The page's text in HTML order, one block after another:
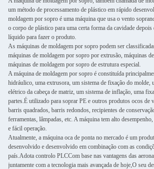
um método de processamento de plástico em rápido
moldagem por sopro é uma máquina que usa o vento
o corpo de plástico para uma certa forma da cavidade
líquido para fazer o produto.
As máquinas de moldagem por sopro podem ser
máquinas de moldagem por sopro por extrusão, máquinas
máquinas de moldagem por sopro de estrutura especial.
A máquina de moldagem por sopro é constituída
hidráulico, uma extrusora, um sistema de fixação do molde,
elétrico da cabeça de matriz, um sistema de inflação, uma
partes.É utilizado para soprar PE e outros produtos ocos de
barris quadrados, barris redondos, recipientes de
ferramentas, lâmpadas, etc. A máquina tem alto
e fácil operação.
Atualmente, a máquina oca de ponta no mercado é um
desenvolvido e desenvolvido em combinação com as
país.Adota controlo PLCCom base nas vantagens das
juntamente com a tecnologia mais avançada de hoje,O seu